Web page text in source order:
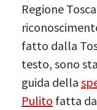
Regione
fatto dalla
testo, sono
guida della
Pulito fatta